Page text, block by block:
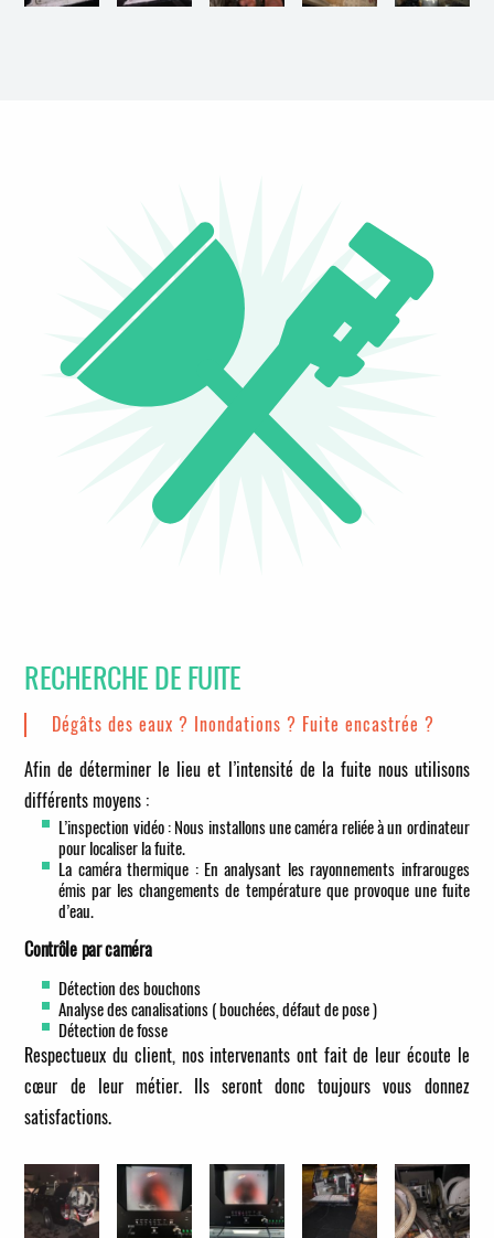
RECHERCHE DE FUITE
Dégâts des eaux ? Inondations ? Fuite encastrée ?
Afin de déterminer le lieu et l’intensité de la fuite nous utilisons
différents moyens :
L’inspection vidéo : Nous installons une caméra reliée à un ordinateur
pour localiser la fuite.
La caméra thermique : En analysant les rayonnements infrarouges
émis par les changements de température que provoque une fuite
d’eau.
Contrôle par caméra
Détection des bouchons
Analyse des canalisations ( bouchées, défaut de pose )
Détection de fosse
Respectueux du client, nos intervenants ont fait de leur écoute le
cœur de leur métier. Ils seront donc toujours vous donnez
satisfactions.